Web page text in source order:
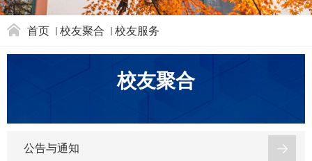
首页 校友聚合 校友服务
校友聚合
公告与通知